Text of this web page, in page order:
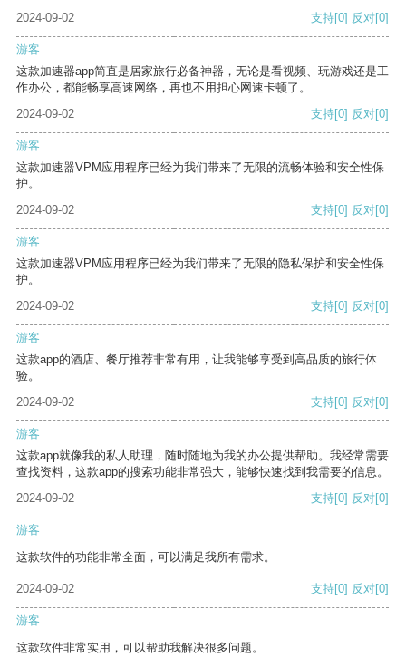
2024-09-02
支持[0] 反对[0]
游客
这款加速器app简直是居家旅行必备神器，无论是看视频、玩游戏还是工
作办公，都能畅享高速网络，再也不用担心网速卡顿了。
2024-09-02
支持[0] 反对[0]
游客
这款加速器VPM应用程序已经为我们带来了无限的流畅体验和安全性保
护。
2024-09-02
支持[0] 反对[0]
游客
这款加速器VPM应用程序已经为我们带来了无限的隐私保护和安全性保
护。
2024-09-02
支持[0] 反对[0]
游客
这款app的酒店、餐厅推荐非常有用，让我能够享受到高品质的旅行体
验。
2024-09-02
支持[0] 反对[0]
游客
这款app就像我的私人助理，随时随地为我的办公提供帮助。我经常需要
查找资料，这款app的搜索功能非常强大，能够快速找到我需要的信息。
2024-09-02
支持[0] 反对[0]
游客
这款软件的功能非常全面，可以满足我所有需求。
2024-09-02 支持[0] 反对[0]
游客
这款软件非常实用，可以帮助我解决很多问题。